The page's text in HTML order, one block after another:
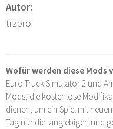
Autor:
trzpro
Wofür werden diese Mods
Euro Truck Simulator 2 und
Mods, die kostenlose
dienen, um ein Spiel mit
Tag nur die langlebigen und